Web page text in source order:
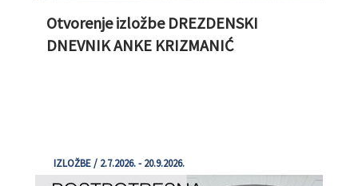
Otvorenje izložbe DREZDENSKI
DNEVNIK ANKE KRIZMANIĆ
IZLOŽBE / 2.7.2026. - 20.9.2026.